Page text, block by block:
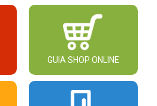
GUIA SHOP ONLINE